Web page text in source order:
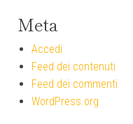
Meta
Accedi
Feed dei contenuti
Feed dei commenti
WordPress.org